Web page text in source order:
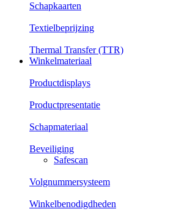
Schapkaarten
Textielbeprijzing
Thermal Transfer (TTR)
Winkelmateriaal
Productdisplays
Productpresentatie
Schapmateriaal
Beveiliging
Safescan
Volgnummersysteem
Winkelbenodigdheden